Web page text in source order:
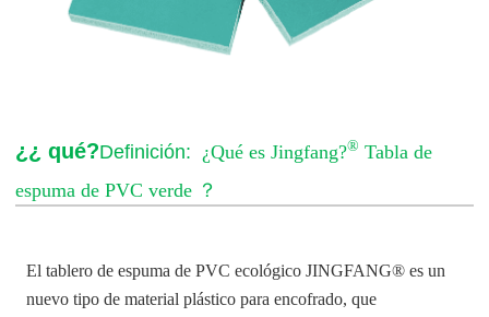
¿¿ qué?Definición: ¿Qué es Jingfang?® Tabla de
espuma de PVC verde ？
El tablero de espuma de PVC ecológico JINGFANG® es un
nuevo tipo de material plástico para encofrado, que